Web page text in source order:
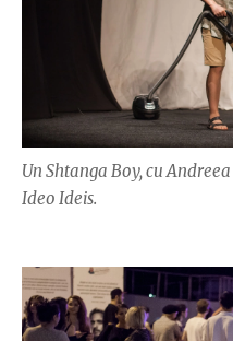
Un Shtanga Boy, cu
Ideo Ideis.